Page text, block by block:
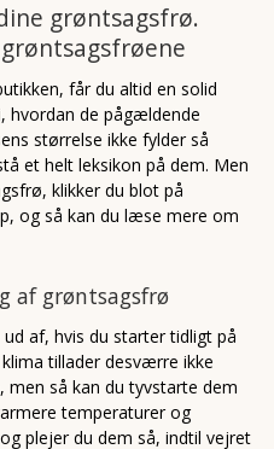
grøntsagsfrø.
får du altid en solid
hvordan de pågældende
størrelse ikke fylder så
et helt leksikon på dem. Men
klikker du blot på
og så kan du læse mere om
af grøntsagsfrø
af, hvis du starter tidligt på
tillader desværre ikke
så kan du tyvstarte dem
temperaturer og
plejer du dem så, indtil vejret